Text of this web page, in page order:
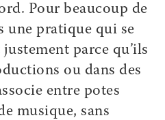
Pour beaucoup de
une pratique qui se
parce qu’ils
ou dans des
entre potes
musique, sans